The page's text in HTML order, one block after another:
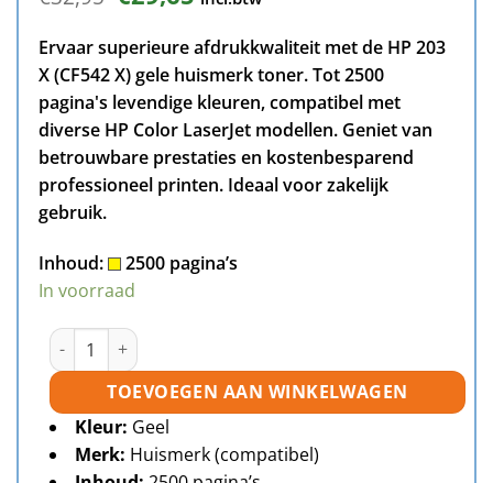
prijs
was:
€32,95.
prijs
is:
€29,65.
Ervaar superieure afdrukkwaliteit met de HP 203
X (CF542 X) gele huismerk toner. Tot 2500
pagina's levendige kleuren, compatibel met
diverse HP Color LaserJet modellen. Geniet van
betrouwbare prestaties en kostenbesparend
professioneel printen. Ideaal voor zakelijk
gebruik.
Inhoud:
2500 pagina’s
In voorraad
HP 203X (CF542X) toner geel huismerk aantal
TOEVOEGEN AAN WINKELWAGEN
Kleur: Geel
Merk: Huismerk (compatibel)